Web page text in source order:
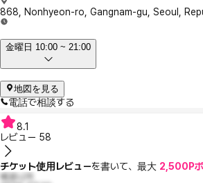
868, Nonhyeon-ro, Gangnam-gu, Seoul,
金曜日 10:00 ~ 21:00
地図を見る
電話で相談する
8.1
レビュー 58
チケット使用レビューを書いて、最大 2,500P
베로니카